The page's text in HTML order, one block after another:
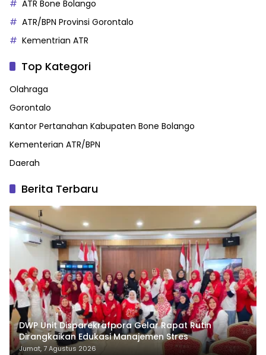
ATR Bone Bolango
ATR/BPN Provinsi Gorontalo
Kementrian ATR
Top Kategori
Olahraga
Gorontalo
Kantor Pertanahan Kabupaten Bone Bolango
Kementerian ATR/BPN
Daerah
Berita Terbaru
DWP Unit Disparekrafpora Gelar Rapat Rutin
Dirangkaikan Edukasi Manajemen Stres
Jumat, 7 Agustus 2026